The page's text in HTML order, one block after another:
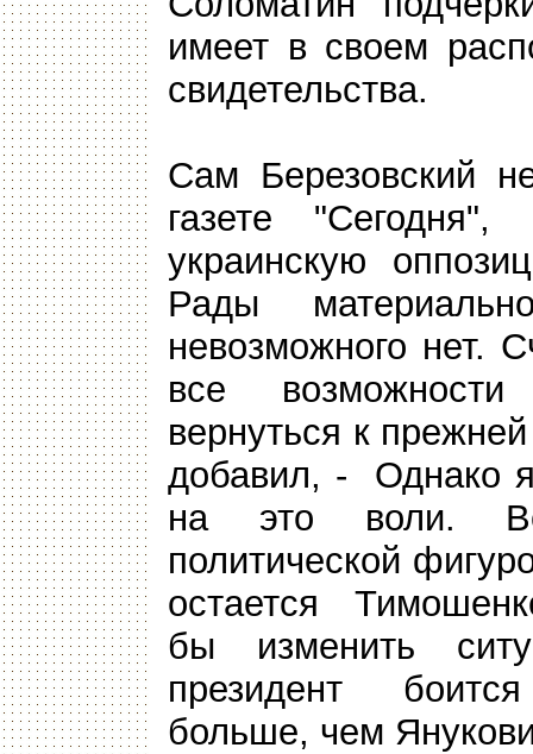
имеет в своем
свидетельства.
Сам Березовский
газете "Сегодня",
украинскую
Рады
невозможного нет.
все
вернуться к
добавил, - Однако
на это воли.
политической
остается
бы изменить
президент
больше, чем